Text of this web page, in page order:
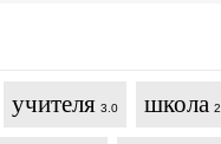
учителя 3.0 школа